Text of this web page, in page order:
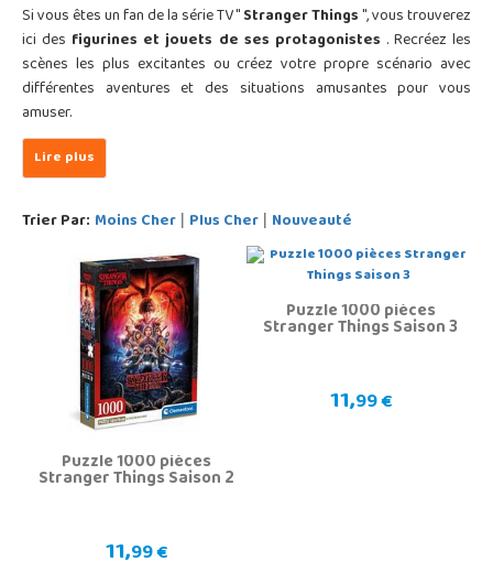
Si vous êtes un fan de la série TV "Stranger Things", vous trouverez
ici des figurines et jouets de ses protagonistes . Recréez les
scènes les plus excitantes ou créez votre propre scénario avec
différentes aventures et des situations amusantes pour vous
amuser.
Trier Par: Moins Cher | Plus Cher | Nouveauté
Puzzle 1000 pièces
Stranger Things Saison 2
11,99 €
Puzzle 1000 pièces
Stranger Things Saison 3
11,99 €